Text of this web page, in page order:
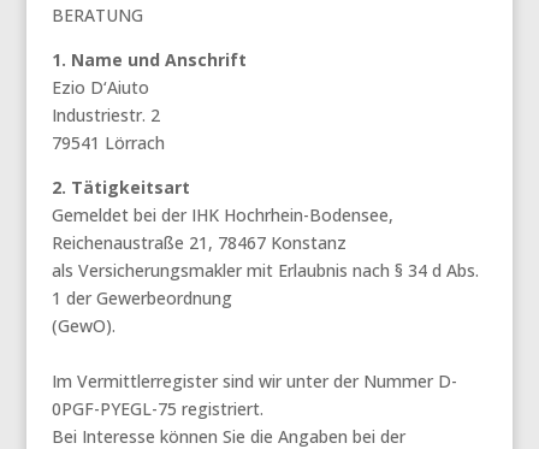
BERATUNG
1. Name und Anschrift
Ezio D‘Aiuto
Industriestr. 2
79541 Lörrach
2. Tätigkeitsart
Gemeldet bei der IHK Hochrhein-Bodensee,
Reichenaustraße 21, 78467 Konstanz
als Versicherungsmakler mit Erlaubnis nach § 34 d Abs.
1 der Gewerbeordnung
(GewO).
Im Vermittlerregister sind wir unter der Nummer D-
0PGF-PYEGL-75 registriert.
Bei Interesse können Sie die Angaben bei der